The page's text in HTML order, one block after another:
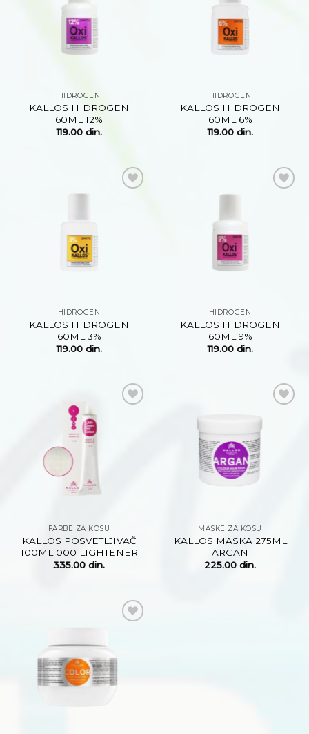
HIDROGEN
KALLOS HIDROGEN
60ML 12%
119.00 din.
HIDROGEN
KALLOS HIDROGEN
60ML 6%
119.00 din.
HIDROGEN
KALLOS HIDROGEN
60ML 3%
119.00 din.
HIDROGEN
KALLOS HIDROGEN
60ML 9%
119.00 din.
FARBE ZA KOSU
KALLOS POSVETLJIVAČ
100ML 000 LIGHTENER
335.00 din.
MASKE ZA KOSU
KALLOS MASKA 275ML
ARGAN
225.00 din.